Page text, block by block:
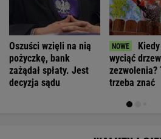
Oszuści wzięli na nią
pożyczkę, bank
zażądał spłaty. Jest
decyzja sądu
wyciąć
zezwolenia?
trzeba znać